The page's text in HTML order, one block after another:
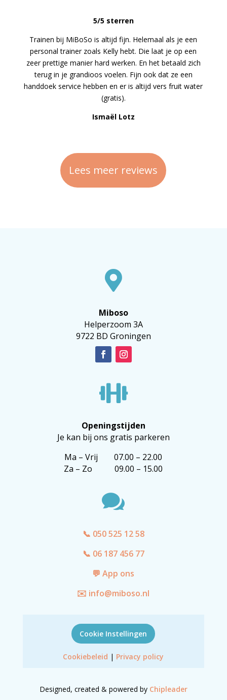
5/5 sterren
Trainen bij MiBoSo is altijd fijn. Helemaal als je een
personal trainer zoals Kelly hebt. Die laat je op een
zeer prettige manier hard werken. En het betaald zich
terug in je grandioos voelen. Fijn ook dat ze een
handdoek service hebben en er is altijd vers fruit water
(gratis).
Ismaël Lotz
Lees meer reviews

Miboso
Helperzoom 3A
9722 BD Groningen

Openingstijden
Je kan bij ons gratis parkeren
Ma – Vrij 07.00 – 22.00
Za – Zo 09.00 – 15.00

📞 050 525 12 58
📞 06 187 456 77
💬 App ons
✉️ info@miboso.nl
Cookie Instellingen
Cookiebeleid | Privacy policy
Designed, created & powered by Chipleader